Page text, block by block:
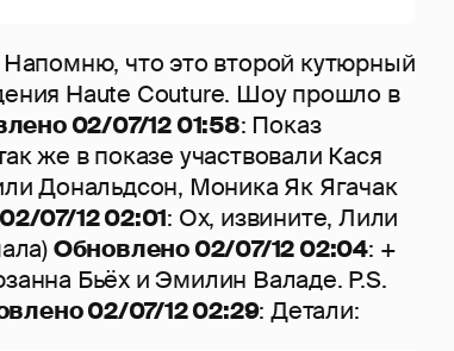
Напомню, что это второй кутюрный
Haute Couture. Шоу прошло в
02/07/12 01:58: Показ
же в показе участвовали Кася
Дональдсон, Моника Як Ягачак
07/12 02:01: Ох, извините, Лили
Обновлено 02/07/12 02:04: +
Бьёх и Эмилин Валаде. P.S.
02/07/12 02:29: Детали: